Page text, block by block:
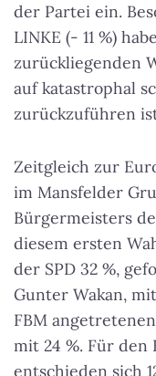
der Partei ein.
LINKE (- 11 %)
zurückliegenden
auf katastrophal
zurückzuführen
Zeitgleich zur
im Mansfelder
Bürgermeisters
diesem ersten
der SPD 32 %,
Gunter Wakan,
FBM
mit 24 %. Für den
entschieden sich